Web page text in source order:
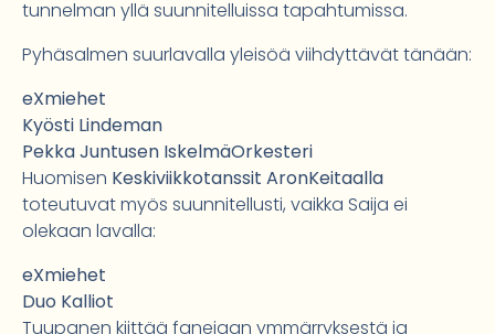
tunnelman yllä suunnitelluissa tapahtumissa.
Pyhäsalmen suurlavalla yleisöä viihdyttävät tänään:
eXmiehet
Kyösti Lindeman
Pekka Juntusen IskelmäOrkesteri
Huomisen Keskiviikkotanssit AronKeitaalla
toteutuvat myös suunnitellusti, vaikka Saija ei
olekaan lavalla:
eXmiehet
Duo Kalliot
Tuupanen kiittää fanejaan ymmärryksestä ja